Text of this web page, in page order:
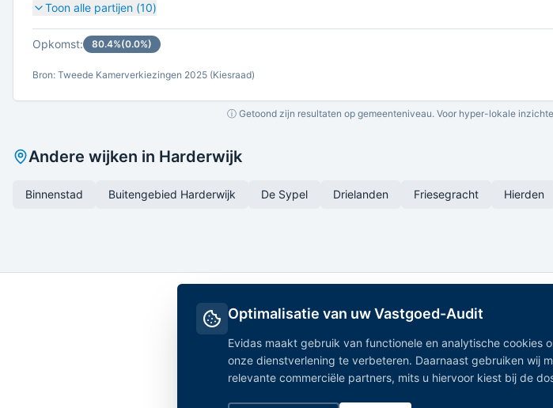
Toon alle partijen (10)
Opkomst: 80.4%(0.0%)
Bron: Tweede Kamerverkiezingen 2025 (Kiesraad)
ⓘ Getoond zijn resultaten op gemeenteniveau. Voor hyper-lokale
Andere wijken in Harderwijk
Binnenstad Buitengebied Harderwijk De Sypel Drielanden Friesegracht Hierden
Onafhankelijk Vastgoedregister —
Optimalisatie van uw Vastgoed-Audit
Evidas maakt gebruik van functionele en analytische cookies
onze dienstverlening te verbeteren. Daarnaast gebruiken wij
relevante commerciële partners, mits u hiervoor kiest bij de